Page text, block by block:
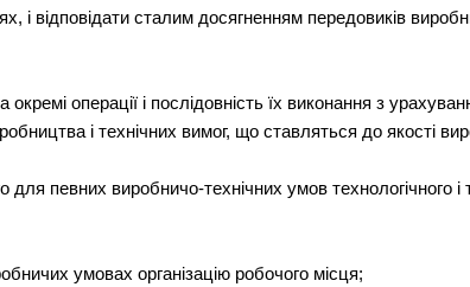
і відповідати сталим досягненням передовиків
окремі операції і послідовність їх виконання з
і технічних вимог, що ставляться до якості
для певних виробничо-технічних умов технологічного
умовах організацію робочого місця;